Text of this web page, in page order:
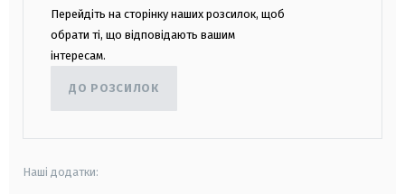
Перейдіть на сторінку наших розсилок, щоб
обрати ті, що відповідають вашим
інтересам.
ДО РОЗСИЛОК
Наші додатки: